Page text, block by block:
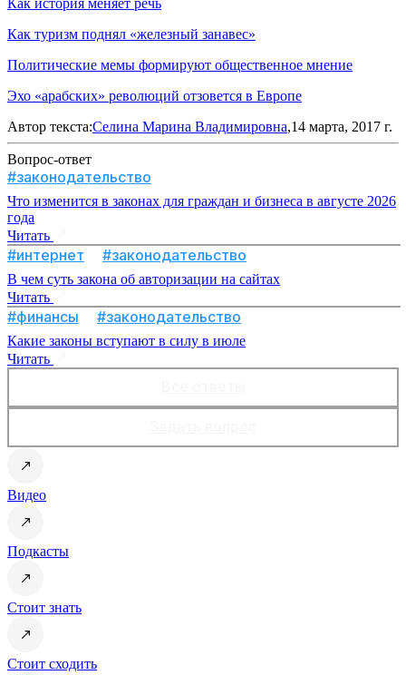
Как история меняет речь
Как туризм поднял «железный занавес»
Политические мемы формируют общественное мнение
Эхо «арабских» революций отзовется в Европе
Автор текста:Селина Марина Владимировна,14 марта, 2017 г.
Вопрос-ответ
#законодательство
Что изменится в законах для граждан и бизнеса в августе 2026
года
Читать
#интернет #законодательство
В чем суть закона об авторизации на сайтах
Читать
#финансы #законодательство
Какие законы вступают в силу в июле
Читать
Видео
Подкасты
Стоит знать
Стоит сходить